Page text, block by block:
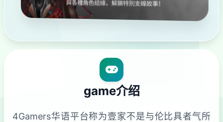
game介绍
4Gamers华语平台称为壹家不是与伦比具者气所